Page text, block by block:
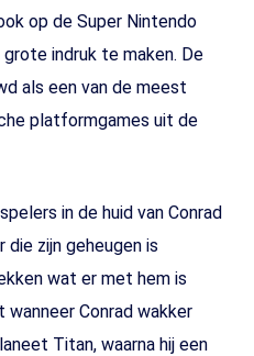
op de Super Nintendo
indruk te maken. De
als een van de meest
platformgames uit de
in de huid van Conrad
die zijn geheugen is
wat er met hem is
Conrad wakker
Titan, waarna hij een